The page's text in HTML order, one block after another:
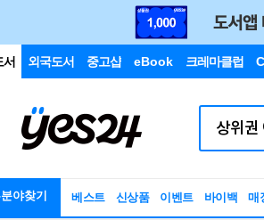
서 외국도서 중고샵 eBook 크레마클럽
야찾기 베스트 신상품 이벤트 바이백 매